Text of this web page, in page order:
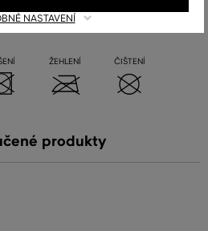
Péče
ŽEHLENÍ ČIŠTENÍ
produkty
NASTAVENÍ